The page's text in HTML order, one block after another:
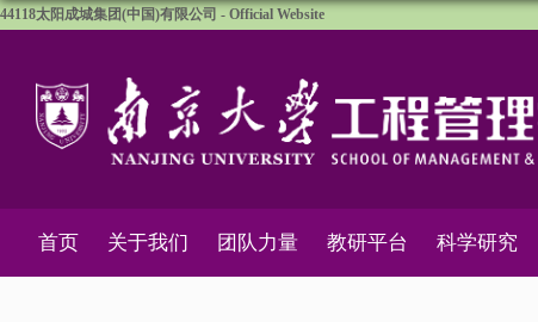
44118太阳成城集团(中国)有限公司 - Official Website
首页 关于我们 团队力量 教研平台 科学研究